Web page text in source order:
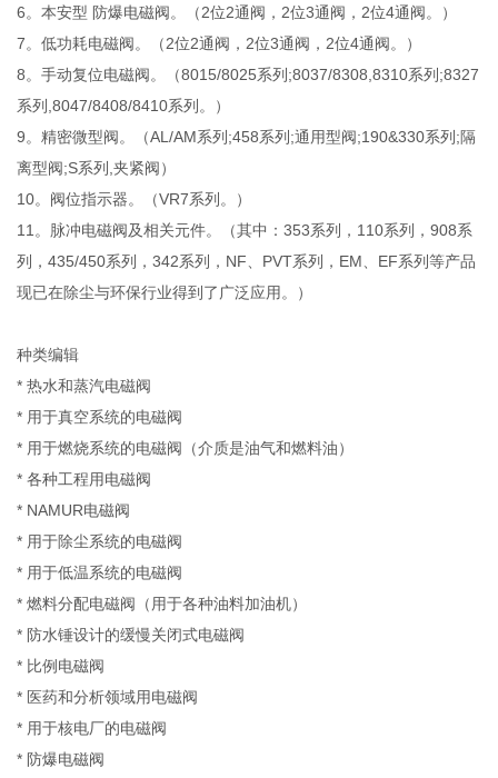
6。本安型 防爆电磁阀。（2位2通阀，2位3通阀，2位4通阀。）
7。低功耗电磁阀。（2位2通阀，2位3通阀，2位4通阀。）
8。手动复位电磁阀。（8015/8025系列;8037/8308,8310系列;8327
系列,8047/8408/8410系列。）
9。精密微型阀。（AL/AM系列;458系列;通用型阀;190&330系列;隔
离型阀;S系列,夹紧阀）
10。阀位指示器。（VR7系列。）
11。脉冲电磁阀及相关元件。（其中：353系列，110系列，908系
列，435/450系列，342系列，NF、PVT系列，EM、EF系列等产品
现已在除尘与环保行业得到了广泛应用。）
种类编辑
* 热水和蒸汽电磁阀
* 用于真空系统的电磁阀
* 用于燃烧系统的电磁阀（介质是油气和燃料油）
* 各种工程用电磁阀
* NAMUR电磁阀
* 用于除尘系统的电磁阀
* 用于低温系统的电磁阀
* 燃料分配电磁阀（用于各种油料加油机）
* 防水锤设计的缓慢关闭式电磁阀
* 比例电磁阀
* 医药和分析领域用电磁阀
* 用于核电厂的电磁阀
* 防爆电磁阀